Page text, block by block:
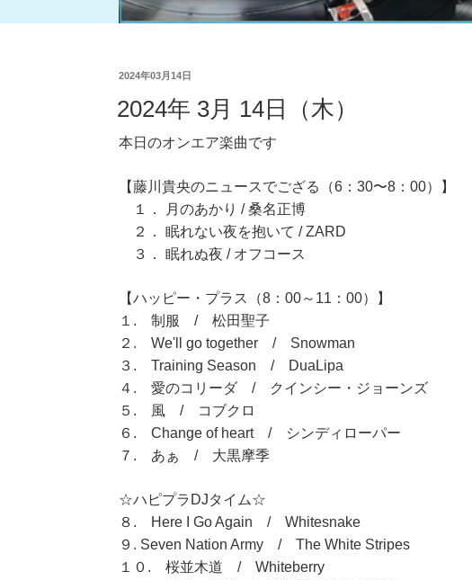
2024年03月14日
2024年 3月 14日（木）
本日のオンエア楽曲です
【藤川貴央のニュースでござる（6：30〜8：00）】
１． 月のあかり / 桑名正博
２． 眠れない夜を抱いて / ZARD
３． 眠れぬ夜 / オフコース
【ハッピー・プラス（8：00～11：00）】
１. 制服 / 松田聖子
２. We'll go together / Snowman
３. Training Season / DuaLipa
４. 愛のコリーダ / クインシー・ジョーンズ
５. 風 / コブクロ
６. Change of heart / シンディローパー
７. あぁ / 大黒摩季
☆ハピプラDJタイム☆
８. Here I Go Again / Whitesnake
９. Seven Nation Army / The White Stripes
１０. 桜並木道 / Whiteberry